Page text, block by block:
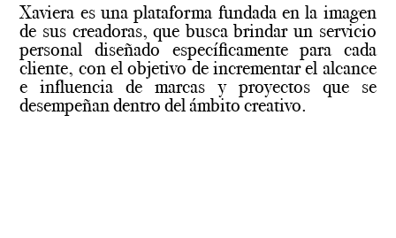
Xaviera es una plataforma fundada en la imagen
de sus creadoras, que busca brindar un servicio
personal diseñado específicamente para cada
cliente, con el objetivo de incrementar el alcance
e influencia de marcas y proyectos que se
desempeñan dentro del ámbito creativo.